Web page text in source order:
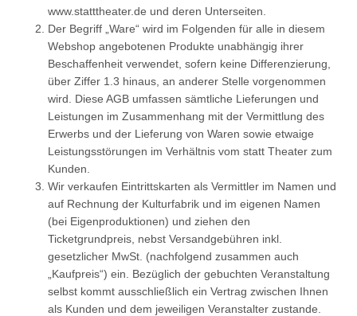
www.statttheater.de und deren Unterseiten.
Der Begriff „Ware“ wird im Folgenden für alle in diesem
Webshop angebotenen Produkte unabhängig ihrer
Beschaffenheit verwendet, sofern keine Differenzierung,
über Ziffer 1.3 hinaus, an anderer Stelle vorgenommen
wird. Diese AGB umfassen sämtliche Lieferungen und
Leistungen im Zusammenhang mit der Vermittlung des
Erwerbs und der Lieferung von Waren sowie etwaige
Leistungsstörungen im Verhältnis vom statt Theater zum
Kunden.
Wir verkaufen Eintrittskarten als Vermittler im Namen und
auf Rechnung der Kulturfabrik und im eigenen Namen
(bei Eigenproduktionen) und ziehen den
Ticketgrundpreis, nebst Versandgebühren inkl.
gesetzlicher MwSt. (nachfolgend zusammen auch
„Kaufpreis“) ein. Bezüglich der gebuchten Veranstaltung
selbst kommt ausschließlich ein Vertrag zwischen Ihnen
als Kunden und dem jeweiligen Veranstalter zustande.